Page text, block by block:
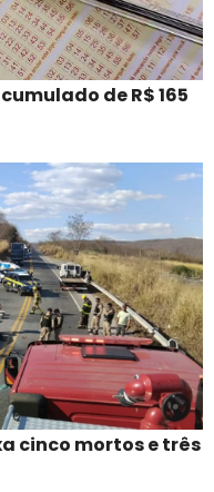
de R$ 165
cinco mortos e três